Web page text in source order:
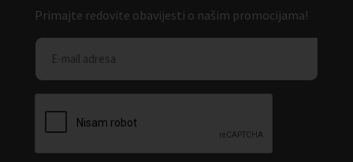
Primajte redovite obavijesti o našim promocijama!